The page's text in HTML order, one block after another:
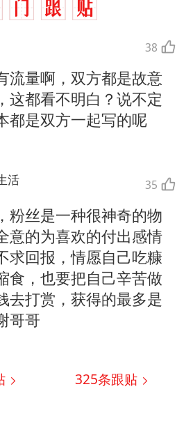
38
流量啊，双方都是故意
这都看不明白？说不定
都是双方一起写的呢
活 35
粉丝是一种很神奇的物
意的为喜欢的付出感情
求回报，情愿自己吃糠
食，也要把自己辛苦做
去打赏，获得的最多是
哥哥
325条跟贴